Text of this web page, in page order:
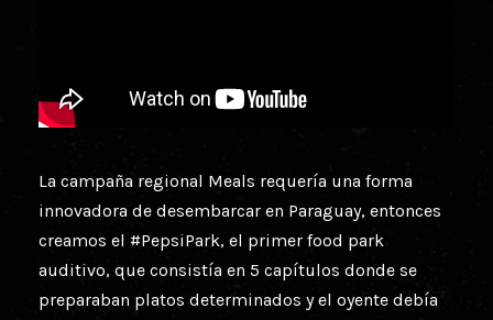
La campaña regional Meals requería una forma
innovadora de desembarcar en Paraguay, entonces
creamos el #PepsiPark, el primer food park
auditivo, que consistía en 5 capítulos donde se
preparaban platos determinados y el oyente debía